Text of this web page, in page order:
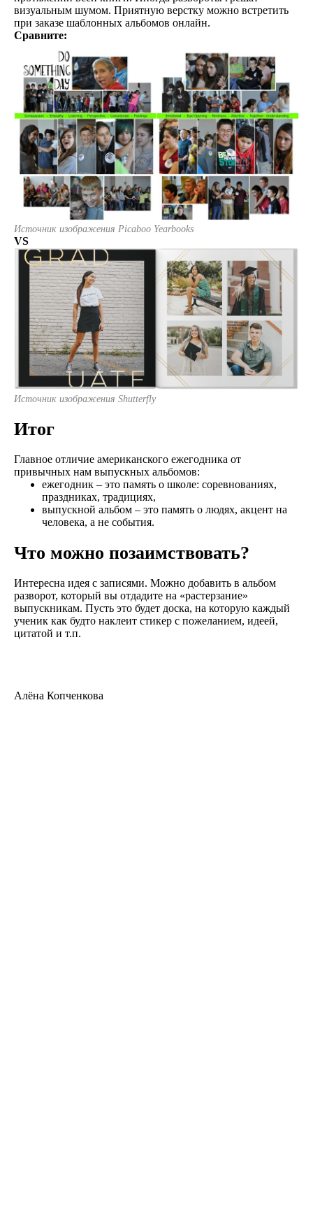
визуальным шумом. Приятную верстку можно встретить
при заказе шаблонных альбомов онлайн.
Сравните:
Источник изображения Picaboo Yearbooks
VS
Источник изображения Shutterfly
Итог
Главное отличие американского ежегодника от
привычных нам выпускных альбомов:
ежегодник – это память о школе: соревнованиях,
праздниках, традициях,
выпускной альбом – это память о людях, акцент на
человека, а не события.
Что можно позаимствовать?
Интересна идея с записями. Можно добавить в альбом
разворот, который вы отдадите на «растерзание»
выпускникам. Пусть это будет доска, на которую каждый
ученик как будто наклеит стикер с пожеланием, идеей,
цитатой и т.п.
Алёна Копченкова